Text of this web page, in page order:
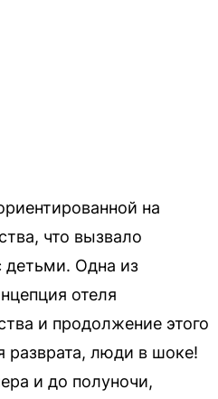
на
что вызвало
детьми. Одна из
отеля
и продолжение этого
разврата, люди в шоке!
и до полуночи,